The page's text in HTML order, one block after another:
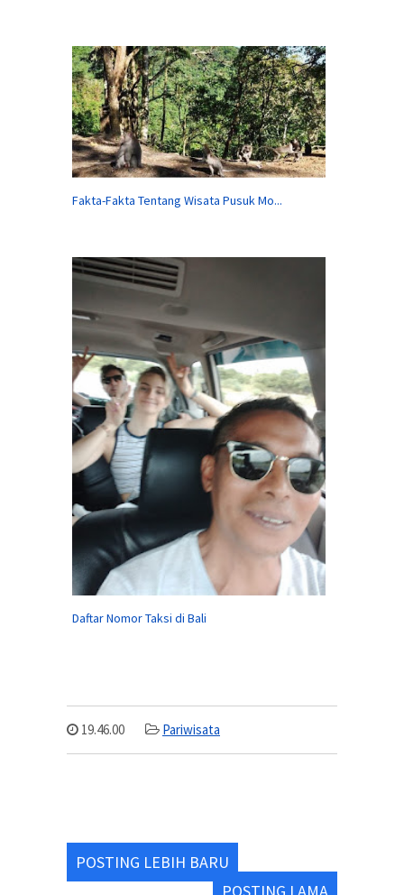
Fakta-Fakta Tentang Wisata Pusuk Mo...
Daftar Nomor Taksi di Bali
19.46.00 Pariwisata
POSTING LEBIH BARU